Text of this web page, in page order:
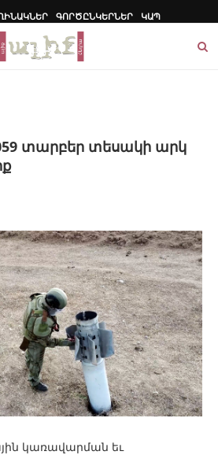
ԳՈՐԾԸՆԿԵՐՆԵՐ ԿԱՊ
տարբեր տեսակի արկ
կառավարման եւ